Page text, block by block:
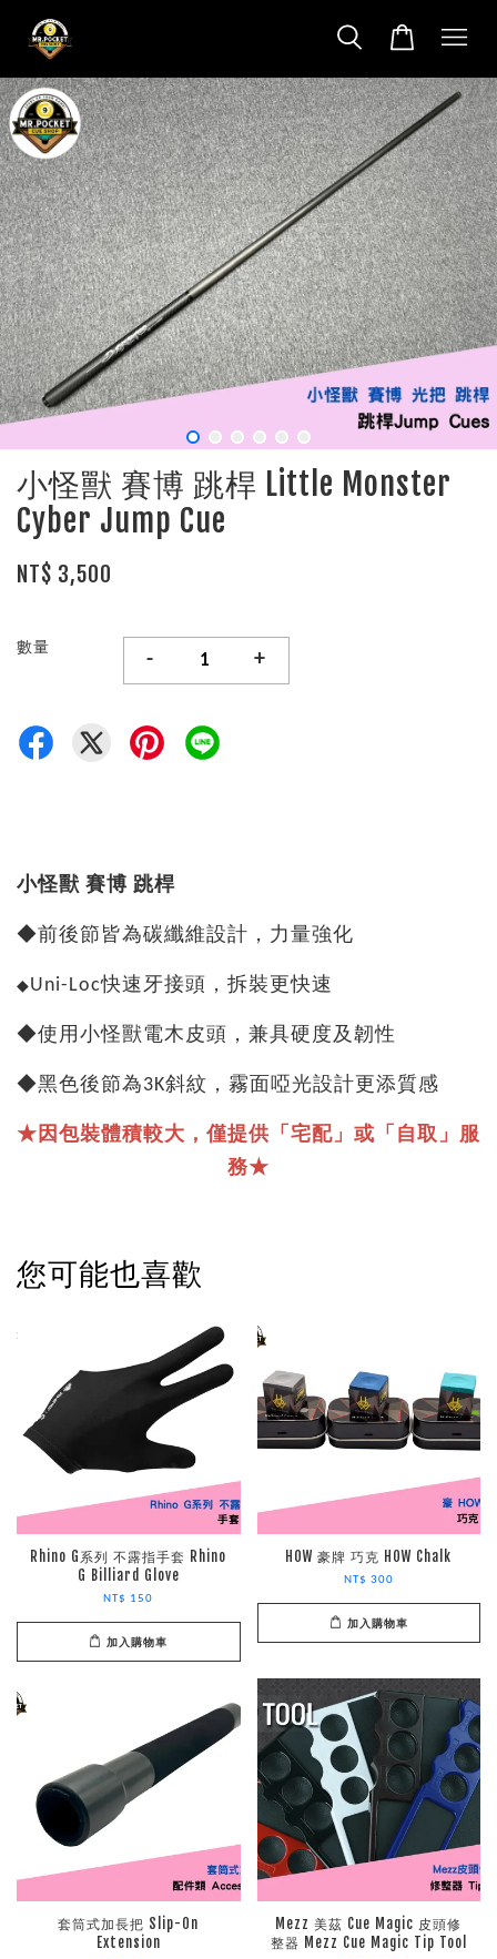
小怪獸 賽博 跳桿 Little Monster
Cyber Jump Cue
NT$ 3,500
數量
- +
小怪獸 賽博 跳桿
◆前後節皆為碳纖維設計，力量強化
◆Uni-Loc快速牙接頭，拆裝更快速
◆使用小怪獸電木皮頭，兼具硬度及韌性
◆黑色後節為3K斜紋，霧面啞光設計更添質感
★因包裝體積較大，僅提供「宅配」或「自取」服
務★
您可能也喜歡
Rhino G系列 不露指手套 Rhino
G Billiard Glove
NT$ 150
加入購物車
HOW 豪牌 巧克 HOW Chalk
NT$ 300
加入購物車
套筒式加長把 Slip-On
Extension
Mezz 美茲 Cue Magic 皮頭修
整器 Mezz Cue Magic Tip Tool